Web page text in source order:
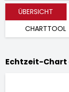
ÜBERSICHT
CHARTTOOL
Echtzeit-Chart